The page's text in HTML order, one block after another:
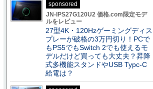
sponsored
JN-IPS27G120U2 価格.com限定モデ
ルをレビュー
27型4K・120Hzゲーミングディス
プレーが破格の3万円切り！PCで
もPS5でもSwitch 2でも使えるモ
デルだけど買っても大丈夫？昇降
式多機能スタンドやUSB Typc-C
給電は？